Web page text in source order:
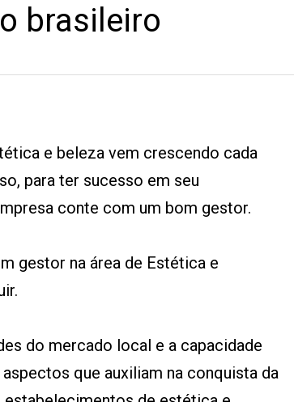
brasileiro
e beleza vem crescendo cada
para ter sucesso em seu
conte com um bom gestor.
gestor na área de Estética e
do mercado local e a capacidade
que auxiliam na conquista da